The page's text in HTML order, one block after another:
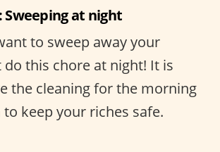
Sweeping at night
to sweep away your
do this chore at night! It is
the cleaning for the morning
keep your riches safe.